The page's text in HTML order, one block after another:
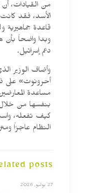
من القيادات،
الأسد، فقد كانت
قاعدة جماهيرية
وبدا واضحاً
دعم إسرائيل.
وأضاف الوزير
أحرونوت» على
مساعدة
بنفسها من خلال
كيف تفعله،
النظام عاجزاً
posts
27 يوليو, 2026